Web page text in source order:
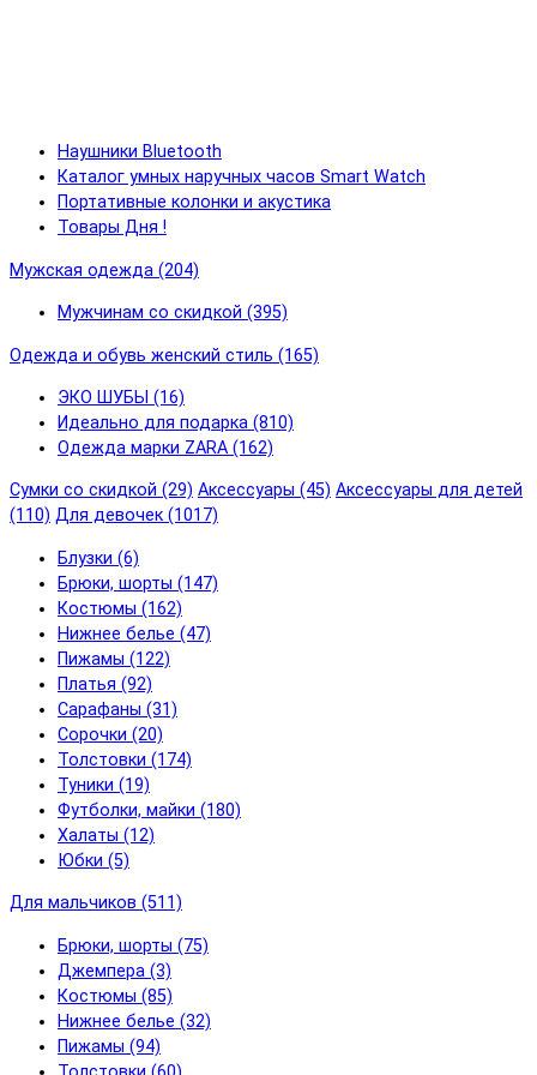
Наушники Bluetooth
Каталог умных наручных часов Smart Watch
Портативные колонки и акустика
Товары Дня !
Мужская одежда (204)
Мужчинам со скидкой (395)
Одежда и обувь женский стиль (165)
ЭКО ШУБЫ (16)
Идеально для подарка (810)
Одежда марки ZARA (162)
Сумки со скидкой (29) Аксессуары (45) Аксессуары для детей
(110) Для девочек (1017)
Блузки (6)
Брюки, шорты (147)
Костюмы (162)
Нижнее белье (47)
Пижамы (122)
Платья (92)
Сарафаны (31)
Сорочки (20)
Толстовки (174)
Туники (19)
Футболки, майки (180)
Халаты (12)
Юбки (5)
Для мальчиков (511)
Брюки, шорты (75)
Джемпера (3)
Костюмы (85)
Нижнее белье (32)
Пижамы (94)